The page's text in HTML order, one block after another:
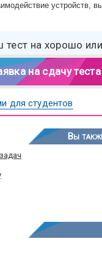
устройств,
на хорошо
на сдачу теста
для студентов
Вы